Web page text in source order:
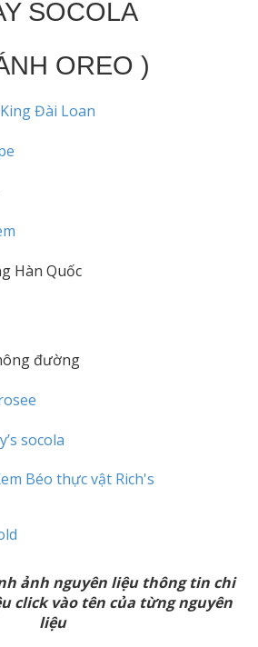
SOCOLA
OREO )
Đài Loan
Hàn Quốc
đường
socola
Béo thực vật Rich's
ảnh nguyên liệu thông tin chi
click vào tên của từng nguyên
liệu